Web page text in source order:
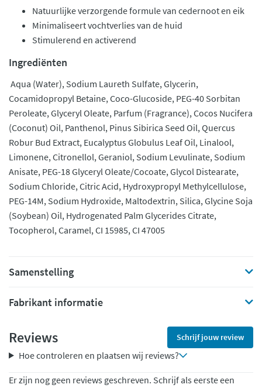
Natuurlijke verzorgende formule van cedernoot en eik
Minimaliseert vochtverlies van de huid
Stimulerend en activerend
Ingrediënten
Aqua (Water), Sodium Laureth Sulfate, Glycerin,
Cocamidopropyl Betaine, Coco-Glucoside, PEG-40 Sorbitan
Peroleate, Glyceryl Oleate, Parfum (Fragrance), Cocos Nucifera
(Coconut) Oil, Panthenol, Pinus Sibirica Seed Oil, Quercus
Robur Bud Extract, Eucalyptus Globulus Leaf Oil, Linalool,
Limonene, Citronellol, Geraniol, Sodium Levulinate, Sodium
Anisate, PEG-18 Glyceryl Oleate/Cocoate, Glycol Distearate,
Sodium Chloride, Citric Acid, Hydroxypropyl Methylcellulose,
PEG-14M, Sodium Hydroxide, Maltodextrin, Silica, Glycine Soja
(Soybean) Oil, Hydrogenated Palm Glycerides Citrate,
Tocopherol, Caramel, CI 15985, CI 47005
Samenstelling
Fabrikant informatie
Reviews Schrijf jouw review
Hoe controleren en plaatsen wij reviews?
Er zijn nog geen reviews geschreven. Schrijf als eerste een